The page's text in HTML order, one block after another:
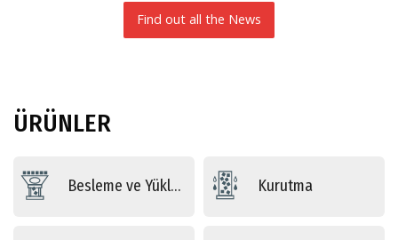
Find out all the News
ÜRÜNLER
Besleme ve Yükleme Kurutma